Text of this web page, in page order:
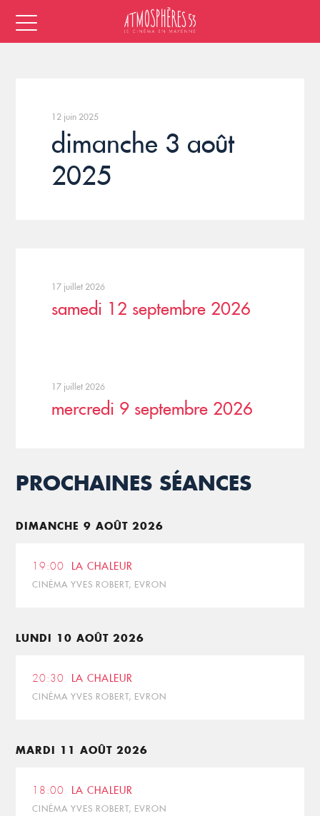
12 juin 2025
dimanche 3 août
2025
17 juillet 2026
samedi 12 septembre 2026
17 juillet 2026
mercredi 9 septembre 2026
PROCHAINES SÉANCES
DIMANCHE 9 AOÛT 2026
19:00 LA CHALEUR
CINÉMA YVES ROBERT, EVRON
LUNDI 10 AOÛT 2026
20:30 LA CHALEUR
CINÉMA YVES ROBERT, EVRON
MARDI 11 AOÛT 2026
18:00 LA CHALEUR
CINÉMA YVES ROBERT, EVRON